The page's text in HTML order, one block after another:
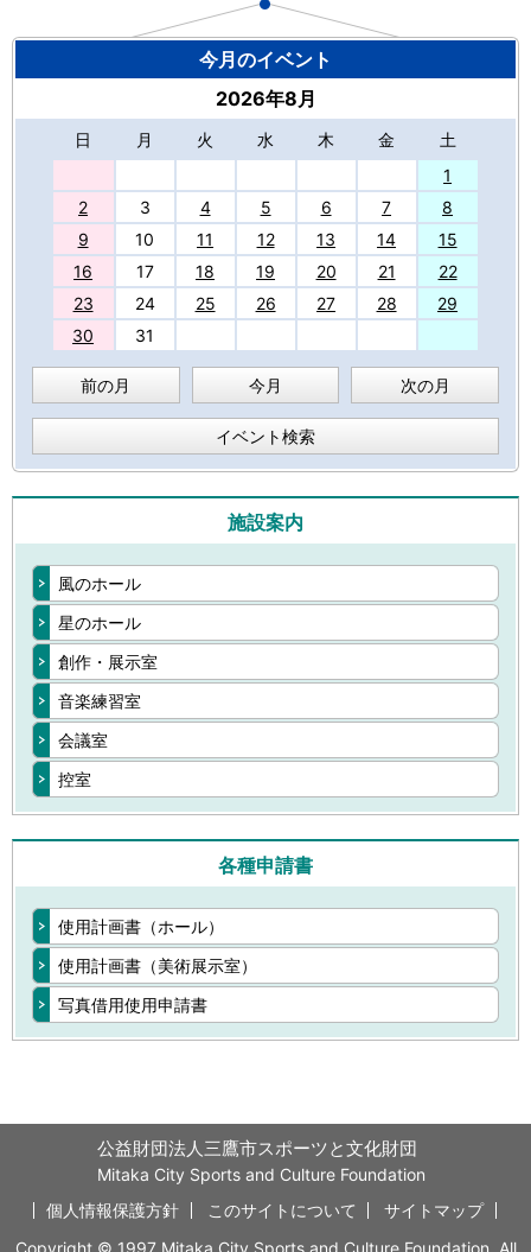
今月のイベント
2026年8月
日 月 火 水 木 金
土
1
2
3 4 5 6 7
8
9
10 11 12 13 14
15
16
17 18 19 20 21
22
23
24 25 26 27 28
29
30
31
前の月 今月 次の月
イベント検索
施設案内
風のホール
星のホール
創作・展示室
音楽練習室
会議室
控室
各種申請書
使用計画書（ホール）
使用計画書（美術展示室）
写真借用使用申請書
公益財団法人三鷹市スポーツと文化財団
Mitaka City Sports and Culture Foundation
個人情報保護方針
このサイトについて
サイトマップ